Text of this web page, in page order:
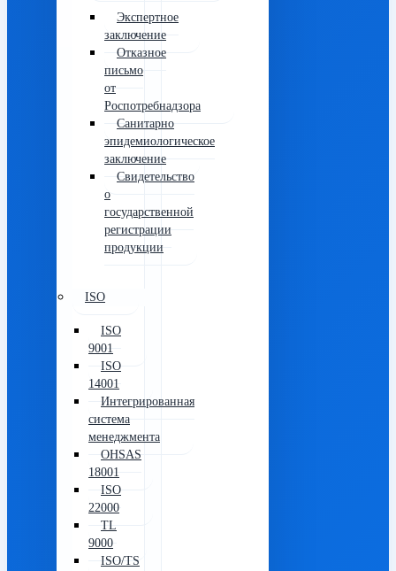
Экспертное
заключение
Отказное
письмо
от
Роспотребнадзора
Санитарно
эпидемиологическое
заключение
Свидетельство
о
государственной
регистрации
продукции
ISO
ISO
9001
ISO
14001
Интегрированная
система
менеджмента
OHSAS
18001
ISO
22000
TL
9000
ISO/TS